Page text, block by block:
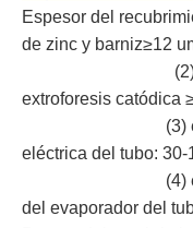
Espesor del
de zinc y barniz≥12
(2)
extroforesis catódica
(3) espesor
eléctrica del tubo: 30-
(4)
del evaporador del